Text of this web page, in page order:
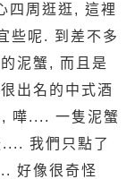
四周逛逛, 這裡
些呢. 到差不多
泥蟹, 而且是
出名的中式酒
嘩.... 一隻泥蟹
我們只點了
好像很奇怪